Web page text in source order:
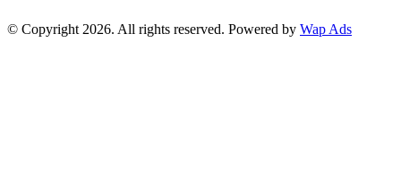
© Copyright 2026. All rights reserved. Powered by Wap Ads